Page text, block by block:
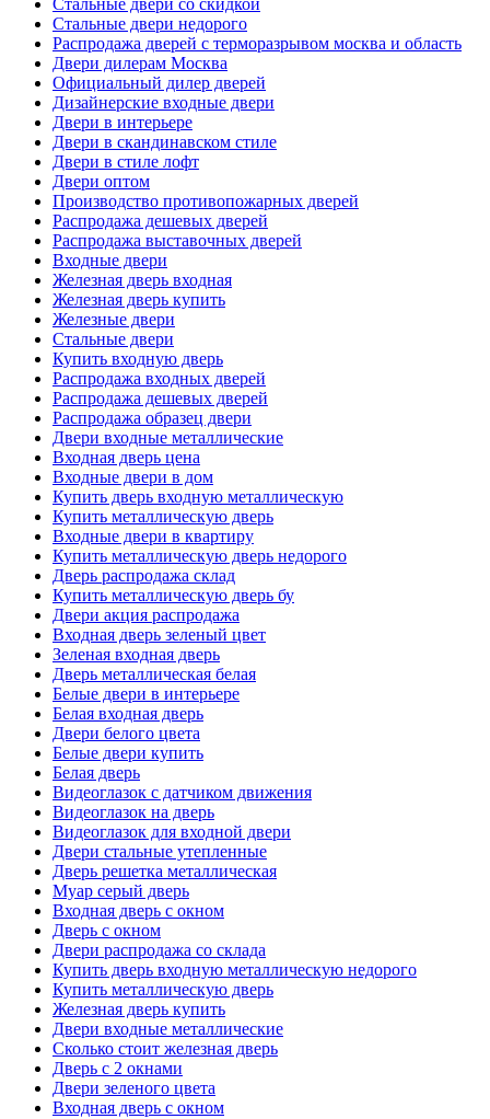
Стальные двери со скидкой
Стальные двери недорого
Распродажа дверей с терморазрывом москва и область
Двери дилерам Москва
Официальный дилер дверей
Дизайнерские входные двери
Двери в интерьере
Двери в скандинавском стиле
Двери в стиле лофт
Двери оптом
Производство противопожарных дверей
Распродажа дешевых дверей
Распродажа выставочных дверей
Входные двери
Железная дверь входная
Железная дверь купить
Железные двери
Стальные двери
Купить входную дверь
Распродажа входных дверей
Распродажа дешевых дверей
Распродажа образец двери
Двери входные металлические
Входная дверь цена
Входные двери в дом
Купить дверь входную металлическую
Купить металлическую дверь
Входные двери в квартиру
Купить металлическую дверь недорого
Дверь распродажа склад
Купить металлическую дверь бу
Двери акция распродажа
Входная дверь зеленый цвет
Зеленая входная дверь
Дверь металлическая белая
Белые двери в интерьере
Белая входная дверь
Двери белого цвета
Белые двери купить
Белая дверь
Видеоглазок с датчиком движения
Видеоглазок на дверь
Видеоглазок для входной двери
Двери стальные утепленные
Дверь решетка металлическая
Муар серый дверь
Входная дверь с окном
Дверь с окном
Двери распродажа со склада
Купить дверь входную металлическую недорого
Купить металлическую дверь
Железная дверь купить
Двери входные металлические
Сколько стоит железная дверь
Дверь с 2 окнами
Двери зеленого цвета
Входная дверь с окном